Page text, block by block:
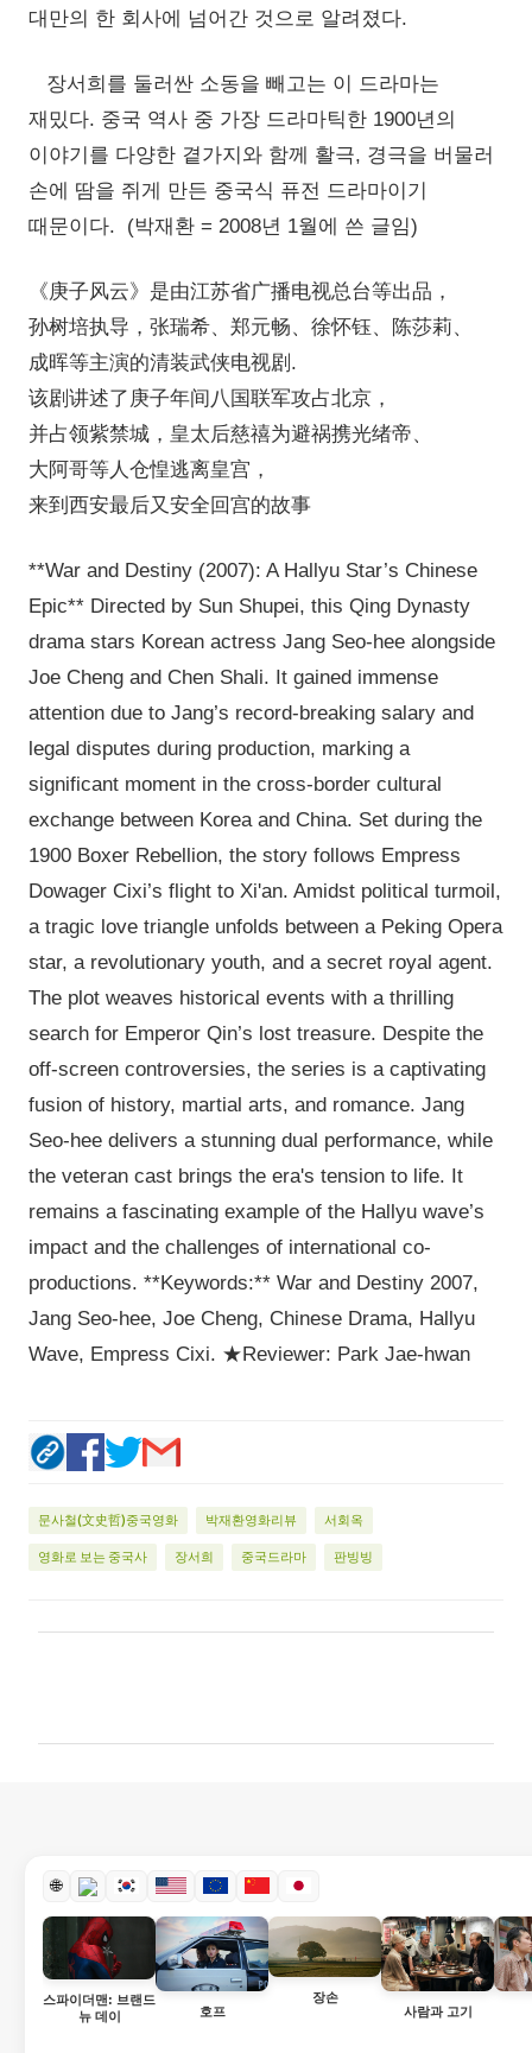
대만의 한 회사에 넘어간 것으로 알려졌다.
장서희를 둘러싼 소동을 빼고는 이 드라마는
재밌다. 중국 역사 중 가장 드라마틱한 1900년의
이야기를 다양한 곁가지와 함께 활극, 경극을 버물러
손에 땀을 쥐게 만든 중국식 퓨전 드라마이기
때문이다. (박재환 = 2008년 1월에 쓴 글임)
《庚子风云》是由江苏省广播电视总台等出品，
孙树培执导，张瑞希、郑元畅、徐怀钰、陈莎莉、
成晖等主演的清装武侠电视剧.
该剧讲述了庚子年间八国联军攻占北京，
并占领紫禁城，皇太后慈禧为避祸携光绪帝、
大阿哥等人仓惶逃离皇宫，
来到西安最后又安全回宫的故事
**War and Destiny (2007): A Hallyu Star’s Chinese
Epic** Directed by Sun Shupei, this Qing Dynasty
drama stars Korean actress Jang Seo-hee alongside
Joe Cheng and Chen Shali. It gained immense
attention due to Jang’s record-breaking salary and
legal disputes during production, marking a
significant moment in the cross-border cultural
exchange between Korea and China. Set during the
1900 Boxer Rebellion, the story follows Empress
Dowager Cixi’s flight to Xi'an. Amidst political turmoil,
a tragic love triangle unfolds between a Peking Opera
star, a revolutionary youth, and a secret royal agent.
The plot weaves historical events with a thrilling
search for Emperor Qin’s lost treasure. Despite the
off-screen controversies, the series is a captivating
fusion of history, martial arts, and romance. Jang
Seo-hee delivers a stunning dual performance, while
the veteran cast brings the era's tension to life. It
remains a fascinating example of the Hallyu wave’s
impact and the challenges of international co-
productions. **Keywords:** War and Destiny 2007,
Jang Seo-hee, Joe Cheng, Chinese Drama, Hallyu
Wave, Empress Cixi. ★Reviewer: Park Jae-hwan
문사철(文史哲)중국영화 박재환영화리뷰 서회옥
영화로 보는 중국사 장서희 중국드라마 판빙빙
🌐
스파이더맨: 브랜드
뉴 데이
호프
장손
사람과 고기